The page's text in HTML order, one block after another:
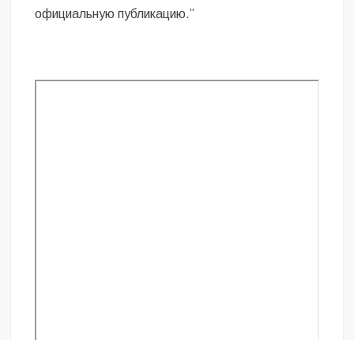
официальную публикацию.”